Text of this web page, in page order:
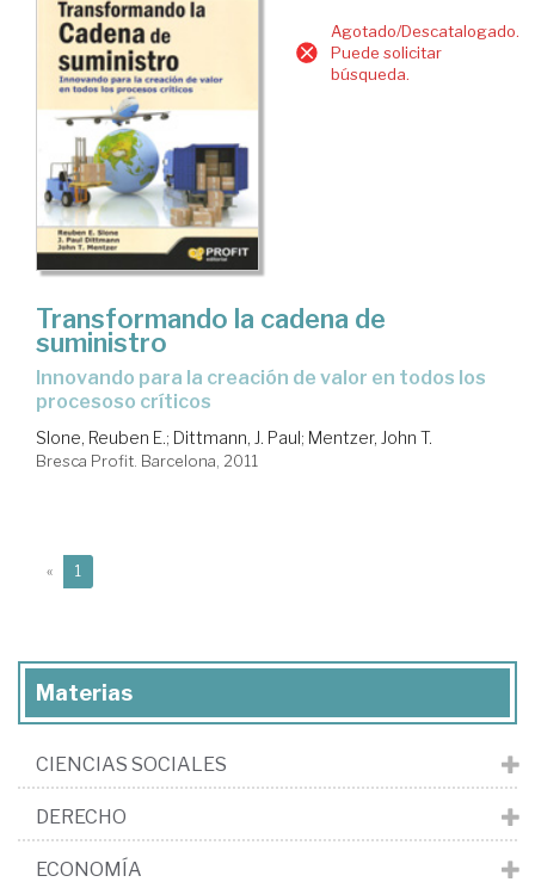
Agotado/Descatalogado.
Puede solicitar
búsqueda.
Transformando la cadena de
suministro
innovando para la creación de valor en todos los
procesoso críticos
Slone, Reuben E.; Dittmann, J. Paul; Mentzer, John T.
Bresca Profit. Barcelona, 2011
« 1
Materias
CIENCIAS SOCIALES
DERECHO
ECONOMÍA